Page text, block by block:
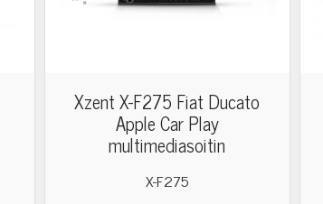
Xzent X-F275 Fiat Ducato
Apple Car Play
multimediasoitin
X-F275